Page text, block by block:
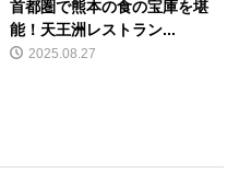
首都圏で熊本の食の宝庫を堪
能！天王洲レストラン...
2025.08.27